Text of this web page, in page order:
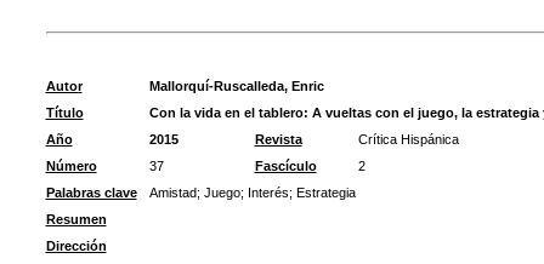
Autor
Mallorquí-Ruscalleda, Enric
Título
Con la vida en el tablero: A vueltas con el juego, la
Año
2015 Revista
Crítica Hispánica
Número
37 Fascículo
2
Palabras clave
Amistad; Juego; Interés; Estrategia
Resumen
Dirección